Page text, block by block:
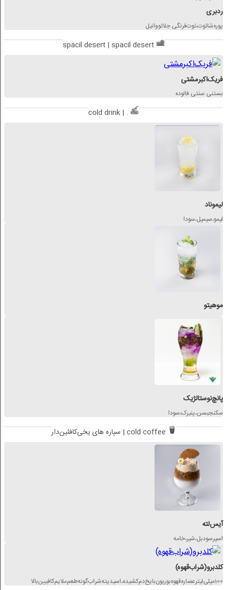
رد‌بری
‌پوره‌شاتوت،توت‌فرنگی.جلاتو‌وانیل
spacil desert | spacil desert
فریک‌اکبرمشتی
بستنی سنتی فالوده
cold drink | .
لیموناد
لیمو،سیمپل،سودا
موهیتو
پانچ‌‌نوستالژیک
سکنجبسن،پنیرک،سودا
سیاره های یخی‌کافئین‌دار | cold coffee
آیس‌لته
اسپرسو‌دبل،شیر،خامه
کلد‌برو(شراب‌قهوه)
100میلی‌لیتر‌عصاره‌قهوه‌بوربون‌با‌یخ‌دم‌کشیده‌،اسیدیته‌شراب‌گونه‌طعم‌ملایم‌کافیین‌بالا